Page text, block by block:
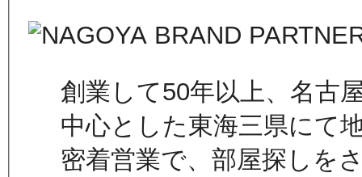
創業して50年以上、名古
中心とした東海三県にて
密着営業で、部屋探しを